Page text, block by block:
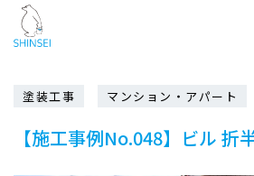
塗装工事 マンション・アパート
【施工事例No.048】ビル 折